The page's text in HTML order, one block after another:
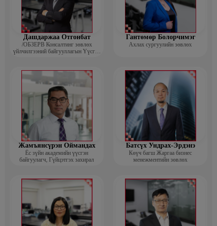
Дашдаржаа Отгонбат
/ОБЗЕРВ Консалтинг зөвлөх
үйлчилгээний байгууллагын Үүсгэн
Гантөмөр Болорчимэг
Ахлах сургуулийн зөвлөх
Жамъянсүрэн Оймандах
Ёс зүйн академийн үүсгэн
байгуулагч, Гүйцэтгэх захирал
Батсүх Ундрах-Эрдэнэ
Көүч багш Жаргаа бизнес
менежментийн зөвлөх